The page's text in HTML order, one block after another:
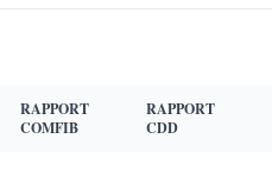
RAPPORT
COMFIB
RAPPORT
CDD